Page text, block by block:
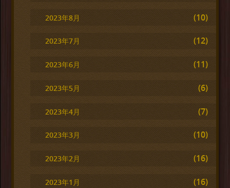
2023年8月 (10)
2023年7月 (12)
2023年6月 (11)
2023年5月 (6)
2023年4月 (7)
2023年3月 (10)
2023年2月 (16)
2023年1月 (16)